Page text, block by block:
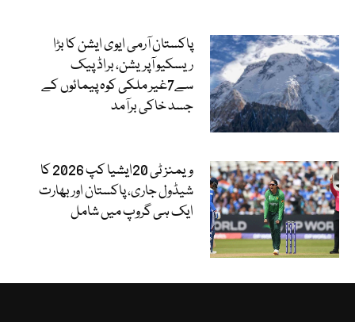
پاکستان آرمی ایوی ایشن کا بڑا
ریسکیو آپریشن، براڈ پیک
سے7غیر ملکی کوہ پیمائوں کے
جسد خاکی برآمد
ویمنز ٹی 20ایشیا کپ 2026 کا
شیڈول جاری، پاکستان اور بھارت
ایک ہی گروپ میں شامل